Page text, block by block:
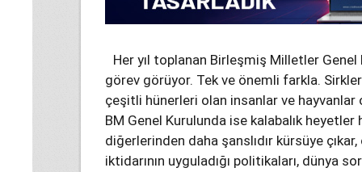
Her yıl toplanan Birleşmiş Milletler
görev görüyor. Tek ve önemli farkla.
çeşitli hünerleri olan insanlar ve
BM Genel Kurulunda ise kalabalık
diğerlerinden daha şanslıdır kürsüye
iktidarının uyguladığı politikaları, dünya